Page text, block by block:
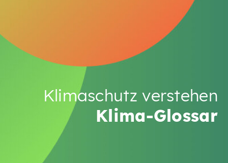
Klimaschutz verstehen
Klima-Glossar